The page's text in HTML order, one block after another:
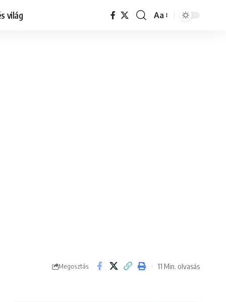
világ
Font
Aa
Megosztás 11 Min. olvasás